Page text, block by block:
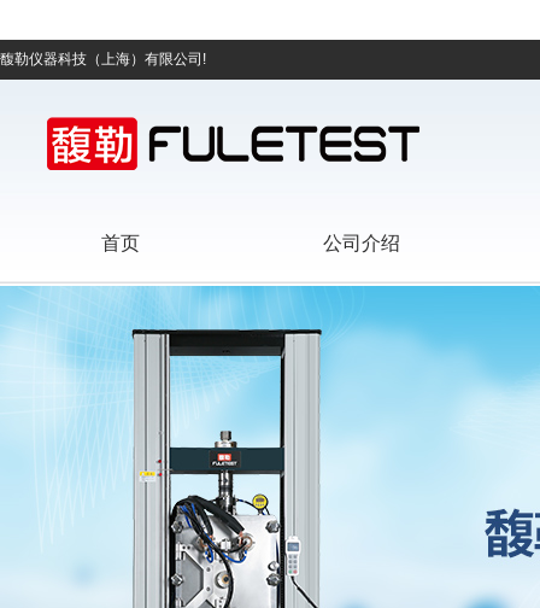
馥勒仪器科技（上海）有限公司!
首页 公司介绍